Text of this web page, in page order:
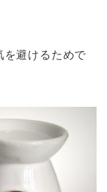
を避けるためで